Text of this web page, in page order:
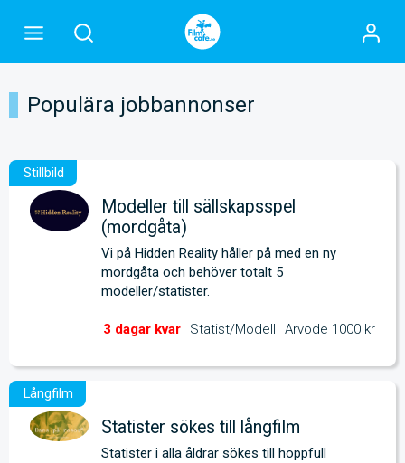
Populära jobbannonser
Modeller till sällskapsspel
(mordgåta)
Vi på Hidden Reality håller på med en ny
mordgåta och behöver totalt 5
modeller/statister.
Statist/Modell Arvode 1000 kr
Statister sökes till långfilm
Statister i alla åldrar sökes till hoppfull